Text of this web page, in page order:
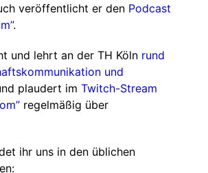
veröffentlicht er den Podcast
.
und lehrt an der TH Köln rund
und
plaudert im Twitch-Stream
regelmäßig über
ihr uns in den üblichen